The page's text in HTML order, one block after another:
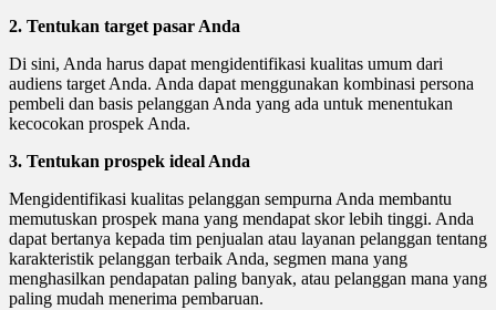
2. Tentukan target pasar Anda
Di sini, Anda harus dapat mengidentifikasi kualitas umum dari
audiens target Anda. Anda dapat menggunakan kombinasi persona
pembeli dan basis pelanggan Anda yang ada untuk menentukan
kecocokan prospek Anda.
3. Tentukan prospek ideal Anda
Mengidentifikasi kualitas pelanggan sempurna Anda membantu
memutuskan prospek mana yang mendapat skor lebih tinggi. Anda
dapat bertanya kepada tim penjualan atau layanan pelanggan tentang
karakteristik pelanggan terbaik Anda, segmen mana yang
menghasilkan pendapatan paling banyak, atau pelanggan mana yang
paling mudah menerima pembaruan.